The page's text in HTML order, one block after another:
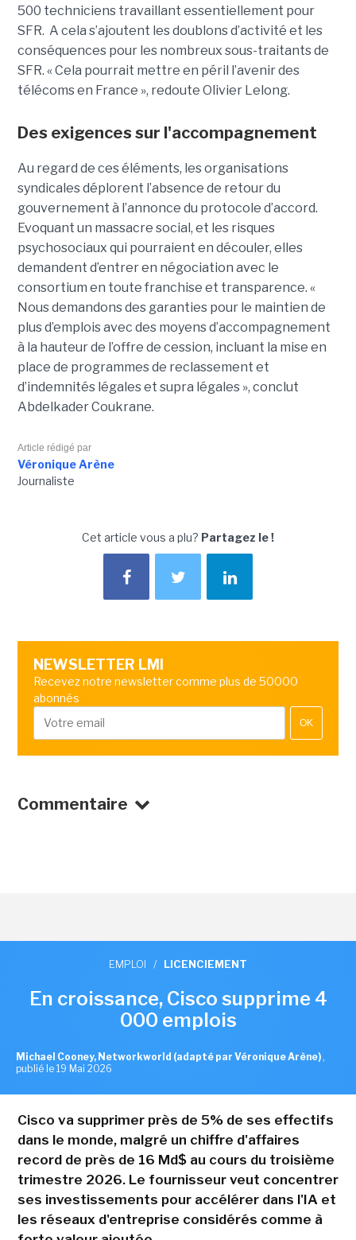
500 techniciens travaillant essentiellement pour
SFR. A cela s’ajoutent les doublons d’activité et les
conséquences pour les nombreux sous-traitants de
SFR. « Cela pourrait mettre en péril l’avenir des
télécoms en France », redoute Olivier Lelong.
Des exigences sur l'accompagnement
Au regard de ces éléments, les organisations
syndicales déplorent l’absence de retour du
gouvernement à l’annonce du protocole d’accord.
Evoquant un massacre social, et les risques
psychosociaux qui pourraient en découler, elles
demandent d’entrer en négociation avec le
consortium en toute franchise et transparence. «
Nous demandons des garanties pour le maintien de
plus d’emplois avec des moyens d’accompagnement
à la hauteur de l’offre de cession, incluant la mise en
place de programmes de reclassement et
d’indemnités légales et supra légales », conclut
Abdelkader Coukrane.
Article rédigé par
Véronique Arène
Journaliste
Cet article vous a plu? Partagez le !
NEWSLETTER LMI
Recevez notre newsletter comme plus de 50000
abonnés
OK
Commentaire
EMPLOI / LICENCIEMENT
En croissance, Cisco supprime 4
000 emplois
Michael Cooney, Networkworld (adapté par Véronique Arène) ,
publié le 19 Mai 2026
Cisco va supprimer près de 5% de ses effectifs
dans le monde, malgré un chiffre d'affaires
record de près de 16 Md$ au cours du troisième
trimestre 2026. Le fournisseur veut concentrer
ses investissements pour accélérer dans l'IA et
les réseaux d'entreprise considérés comme à